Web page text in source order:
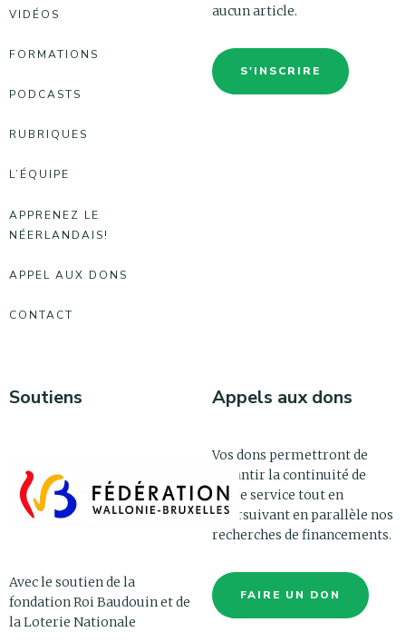
VIDÉOS
FORMATIONS
PODCASTS
RUBRIQUES
L’ÉQUIPE
APPRENEZ LE
NÉERLANDAIS!
APPEL AUX DONS
CONTACT
aucun article.
S'INSCRIRE
Soutiens
Avec le soutien de la
fondation Roi Baudouin et de
la Loterie Nationale
Appels aux dons
Vos dons permettront de
garantir la continuité de
notre service tout en
poursuivant en parallèle nos
recherches de financements.
FAIRE UN DON